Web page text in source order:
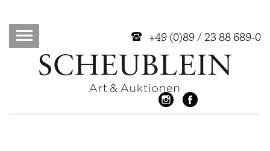
+49 (0)89 / 23 88 689-0